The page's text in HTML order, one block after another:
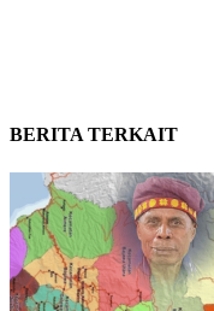
BERITA TERKAIT